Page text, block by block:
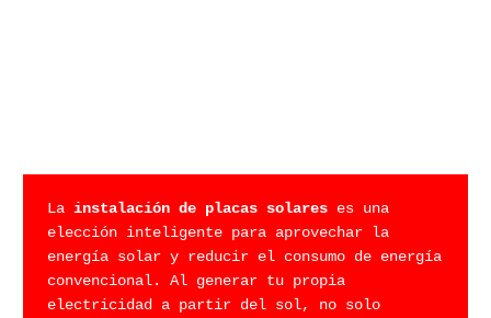
La instalación de placas solares es una
elección inteligente para aprovechar la
energía solar y reducir el consumo de energía
convencional. Al generar tu propia
electricidad a partir del sol, no solo